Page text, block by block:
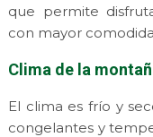
que permite
con mayor
Clima de la
El clima es frío y
congelantes y